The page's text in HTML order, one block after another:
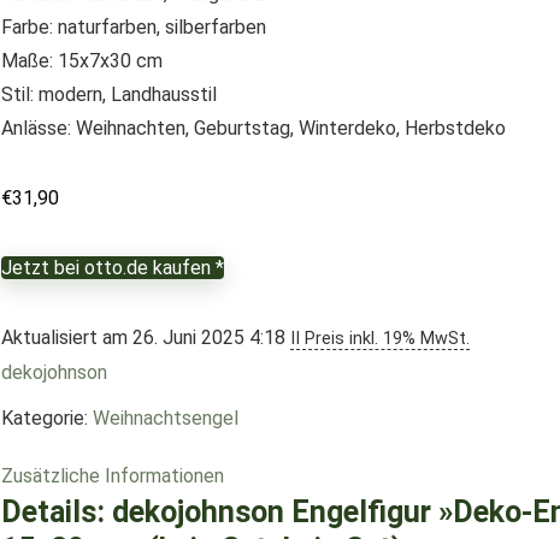
Farbe: naturfarben, silberfarben
Maße: 15x7x30 cm
Stil: modern, Landhausstil
Anlässe: Weihnachten, Geburtstag, Winterdeko, Herbstdeko
€31,90
Jetzt bei otto.de kaufen *
Aktualisiert am 26. Juni 2025 4:18 II Preis inkl. 19% MwSt.
dekojohnson
Kategorie: Weihnachtsengel
Zusätzliche Informationen
Details: dekojohnson Engelfigur »Deko-